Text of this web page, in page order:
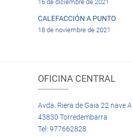
16 de diciembre de 2021
CALEFACCIÓN A PUNTO
18 de noviembre de 2021
OFICINA CENTRAL
Avda. Riera de Gaia 22 nave A
43830 Torredembarra
Tel: 977662828